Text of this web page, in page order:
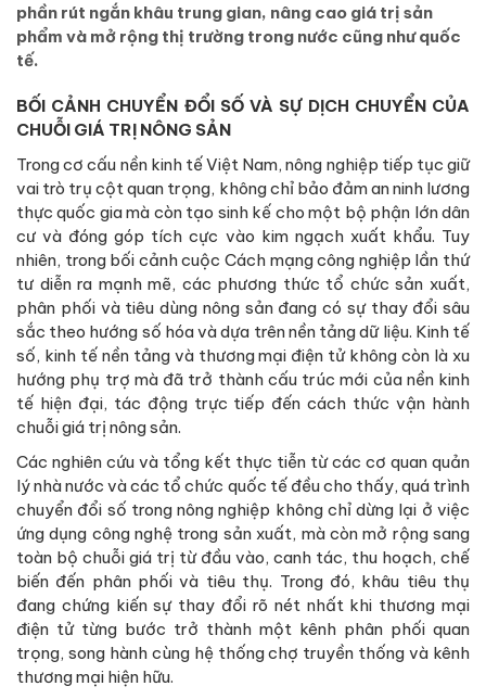
phần rút ngắn khâu trung gian, nâng cao giá trị sản
phẩm và mở rộng thị trường trong nước cũng như quốc
tế.
BỐI CẢNH CHUYỂN ĐỔI SỐ VÀ SỰ DỊCH CHUYỂN CỦA
CHUỖI GIÁ TRỊ NÔNG SẢN
Trong cơ cấu nền kinh tế Việt Nam, nông nghiệp tiếp tục giữ
vai trò trụ cột quan trọng, không chỉ bảo đảm an ninh lương
thực quốc gia mà còn tạo sinh kế cho một bộ phận lớn dân
cư và đóng góp tích cực vào kim ngạch xuất khẩu. Tuy
nhiên, trong bối cảnh cuộc Cách mạng công nghiệp lần thứ
tư diễn ra mạnh mẽ, các phương thức tổ chức sản xuất,
phân phối và tiêu dùng nông sản đang có sự thay đổi sâu
sắc theo hướng số hóa và dựa trên nền tảng dữ liệu. Kinh tế
số, kinh tế nền tảng và thương mại điện tử không còn là xu
hướng phụ trợ mà đã trở thành cấu trúc mới của nền kinh
tế hiện đại, tác động trực tiếp đến cách thức vận hành
chuỗi giá trị nông sản.
Các nghiên cứu và tổng kết thực tiễn từ các cơ quan quản
lý nhà nước và các tổ chức quốc tế đều cho thấy, quá trình
chuyển đổi số trong nông nghiệp không chỉ dừng lại ở việc
ứng dụng công nghệ trong sản xuất, mà còn mở rộng sang
toàn bộ chuỗi giá trị từ đầu vào, canh tác, thu hoạch, chế
biến đến phân phối và tiêu thụ. Trong đó, khâu tiêu thụ
đang chứng kiến sự thay đổi rõ nét nhất khi thương mại
điện tử từng bước trở thành một kênh phân phối quan
trọng, song hành cùng hệ thống chợ truyền thống và kênh
thương mại hiện hữu.